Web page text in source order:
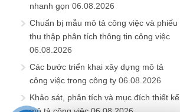
nhanh gọn 06.08.2026
Chuẩn bị mẫu mô tả công việc và phiếu
thu thập phân tích thông tin công việc
06.08.2026
Các bước triển khai xây dựng mô tả
công việc trong công ty 06.08.2026
Khảo sát, phân tích và mục đích thiết kế